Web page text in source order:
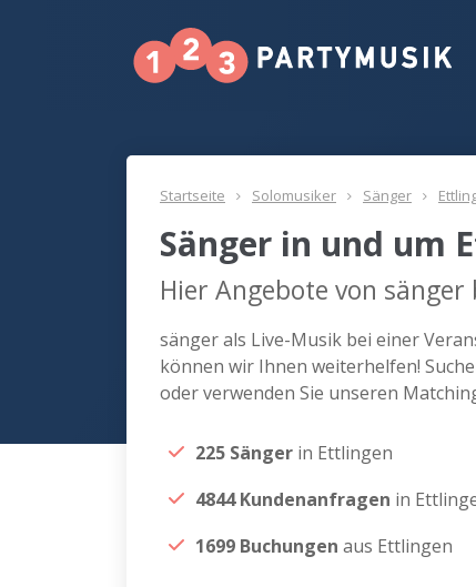
Startseite Solomusiker Sänger
Sänger in und um
Hier Angebote von
sänger als Live-Musik bei einer
können wir Ihnen weiterhelfen!
oder verwenden Sie unseren
225 Sänger in Ettlingen
4844 Kundenanfragen in
1699 Buchungen aus Ettlingen